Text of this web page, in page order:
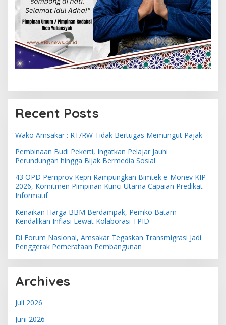
Recent Posts
Wako Amsakar : RT/RW Tidak Bertugas Memungut Pajak
Pembinaan Budi Pekerti, Ingatkan Pelajar Jauhi
Perundungan hingga Bijak Bermedia Sosial
43 OPD Pemprov Kepri Rampungkan Bimtek e-Monev KIP
2026, Komitmen Pimpinan Kunci Utama Capaian Predikat
Informatif
Kenaikan Harga BBM Berdampak, Pemko Batam
Kendalikan Inflasi Lewat Kolaborasi TPID
Di Forum Nasional, Amsakar Tegaskan Transmigrasi Jadi
Penggerak Pemerataan Pembangunan
Archives
Juli 2026
Juni 2026